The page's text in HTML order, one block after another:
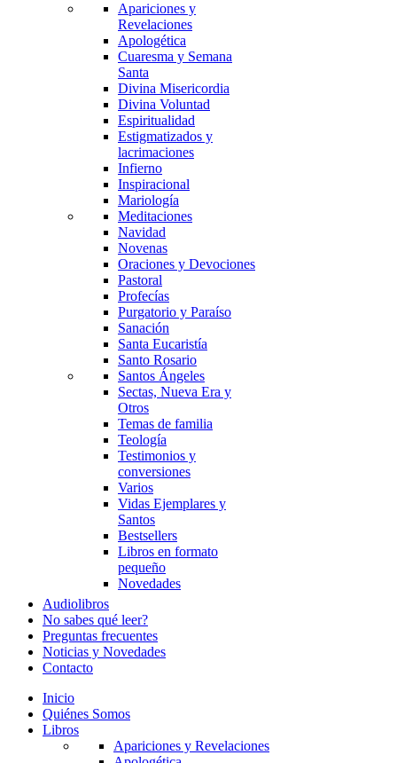
Apariciones y
Revelaciones
Apologética
Cuaresma y Semana
Santa
Divina Misericordia
Divina Voluntad
Espiritualidad
Estigmatizados y
lacrimaciones
Infierno
Inspiracional
Mariología
Meditaciones
Navidad
Novenas
Oraciones y Devociones
Pastoral
Profecías
Purgatorio y Paraíso
Sanación
Santa Eucaristía
Santo Rosario
Santos Ángeles
Sectas, Nueva Era y
Otros
Temas de familia
Teología
Testimonios y
conversiones
Varios
Vidas Ejemplares y
Santos
Bestsellers
Libros en formato
pequeño
Novedades
Audiolibros
No sabes qué leer?
Preguntas frecuentes
Noticias y Novedades
Contacto
Inicio
Quiénes Somos
Libros
Apariciones y Revelaciones